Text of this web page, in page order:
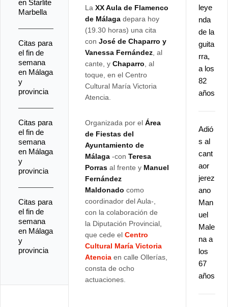
LaXX Aula de Flamenco
de Málaga depara hoy
(19.30 horas) una cita
conJosé de Chaparro y
Vanessa Fernández , al
cante, yChaparro , al
toque, en el Centro
Cultural María Victoria
Atencia.
Organizada por elÁrea
de Fiestas del
Ayuntamiento de
Málaga -conTeresa
Porras al frente y Manuel
Fernández
Maldonado como
coordinador del Aula-,
con la colaboración de
la Diputación Provincial,
que cede elCentro
Cultural María Victoria
Atencia en calle Ollerías,
consta de ocho
actuaciones.
leye
nda
de la
guita
rra,
a los
82
años
Adió
s al
cant
aor
jerez
ano
Man
uel
Male
na a
los
67
años
en Starlite
Marbella
Citas para
el fin de
semana
en Málaga
y
provincia
Citas para
el fin de
semana
en Málaga
y
provincia
Citas para
el fin de
semana
en Málaga
y
provincia